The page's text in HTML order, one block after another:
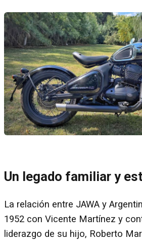
Un legado familiar y
La relación entre JAWA y
1952 con Vicente Martínez y
liderazgo de su hijo, Roberto